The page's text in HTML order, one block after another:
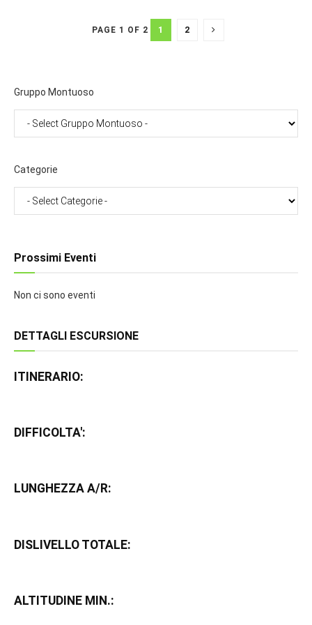
PAGE 1 OF 2 1 2
Gruppo Montuoso
Categorie
Prossimi Eventi
Non ci sono eventi
DETTAGLI ESCURSIONE
ITINERARIO:
DIFFICOLTA':
LUNGHEZZA A/R:
DISLIVELLO TOTALE:
ALTITUDINE MIN.: